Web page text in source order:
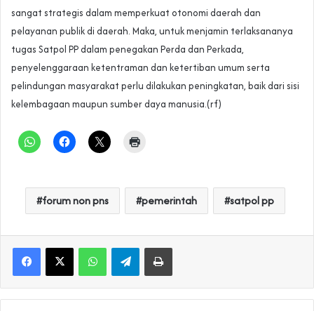
sangat strategis dalam memperkuat otonomi daerah dan
pelayanan publik di daerah. Maka, untuk menjamin terlaksananya
tugas Satpol PP dalam penegakan Perda dan Perkada,
penyelenggaraan ketentraman dan ketertiban umum serta
pelindungan masyarakat perlu dilakukan peningkatan, baik dari sisi
kelembagaan maupun sumber daya manusia.(rf)
forum non pns pemerintah satpol pp
WhatsAppTelegramPrint